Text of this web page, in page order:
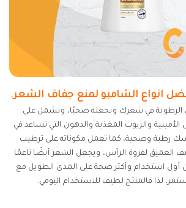
انواع الشامبو لمنع جفاف الشعر،
في شعرك ويجعله صحيًا، ويشمل على
والزيوت المغذية والدهون التي تساعد في
رطبة وصحية، كما تعمل مكوناته على ترطيب
العميق لفروة الرأس، ويجعل الشعر أيضًا ناعمًا
أول استخدام وأكثر صحة على المدى الطويل مع
لذا فالمنتج لطيف للاستخدام اليومي.